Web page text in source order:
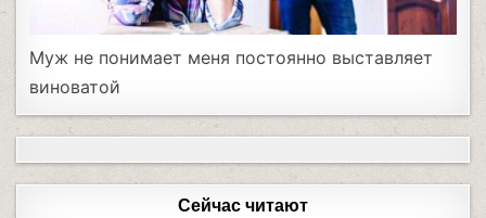
Муж не понимает меня постоянно выставляет
виноватой
Сейчас читают